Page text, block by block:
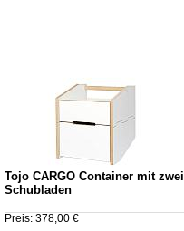
Tojo CARGO Container mit zwei
Schubladen
Preis: 378,00 €